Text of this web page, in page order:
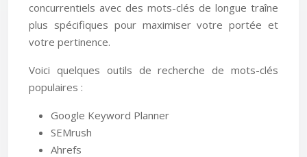
concurrentiels avec des mots-clés de longue traîne
plus spécifiques pour maximiser votre portée et
votre pertinence.
Voici quelques outils de recherche de mots-clés
populaires :
Google Keyword Planner
SEMrush
Ahrefs